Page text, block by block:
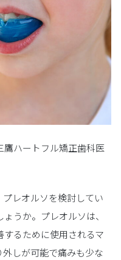
鷹ハートフル矯正歯科医
レオルソを検討してい
うか。プレオルソは、
るために使用されるマ
しが可能で痛みも少な